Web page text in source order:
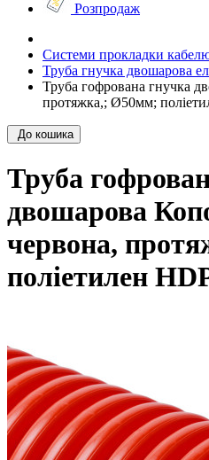
Розпродаж
Системи прокладки
Труба гнучка двошарова
Труба гофрована гнучка
протяжка,; Ø50мм;
До кошика
Труба
двошарова
червона,
поліетилен